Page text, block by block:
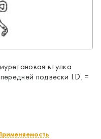
втулка
подвески I.D. =